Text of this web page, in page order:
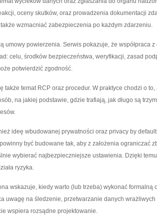
oceny skutków, oraz prowadzenia dokumentacji
wzmacniać zabezpieczenia po każdym zdarzeniu.
umowy powierzenia. Serwis pokazuje, że współpraca
celu, środków bezpieczeństwa, weryfikacji, zasad
potwierdzić zgodność.
także temat RCP oraz procedur. W praktyce chodzi o
na jakiej podstawie, gdzie trafiają, jak długo są
ideę wbudowanej prywatności oraz privacy by
być budowane tak, aby z założenia ograniczać
wybierać najbezpieczniejsze ustawienia. Dzięki
ryzyka.
wskazuje, kiedy warto (lub trzeba) wykonać formalną
uwagę na śledzenie, przetwarzanie danych
wspiera rozsądne projektowanie.